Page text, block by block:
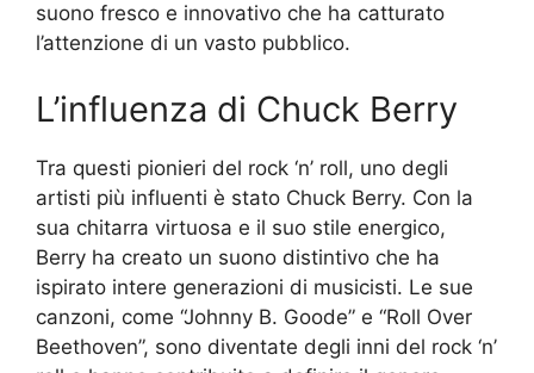
suono fresco e innovativo che ha catturato
l’attenzione di un vasto pubblico.
L’influenza di Chuck Berry
Tra questi pionieri del rock ‘n’ roll, uno degli
artisti più influenti è stato Chuck Berry. Con la
sua chitarra virtuosa e il suo stile energico,
Berry ha creato un suono distintivo che ha
ispirato intere generazioni di musicisti. Le sue
canzoni, come “Johnny B. Goode” e “Roll Over
Beethoven”, sono diventate degli inni del rock ‘n’